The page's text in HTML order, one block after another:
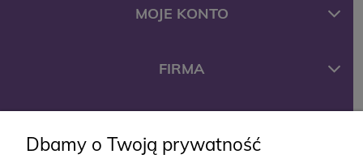
MOJE KONTO
FIRMA
Dbamy o Twoją prywatność